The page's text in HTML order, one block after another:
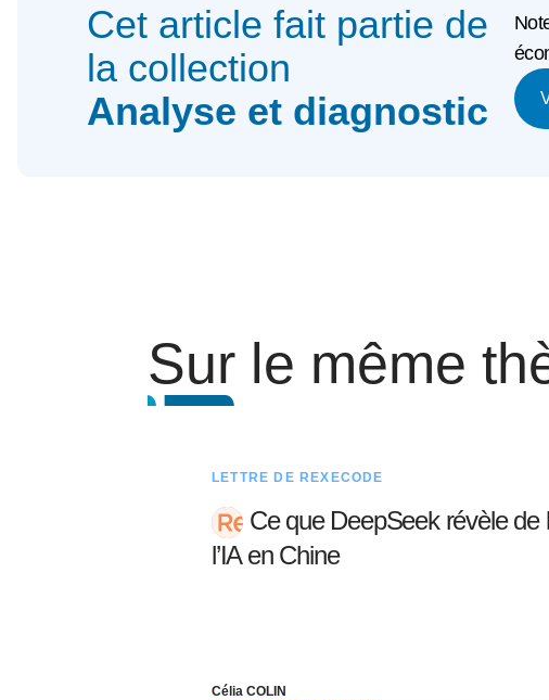
Cet article fait partie de
la collection
Analyse et diagnostic
Sur le même
LETTRE DE REXECODE
Ce que DeepSeek révèle
l’IA en Chine
Célia COLIN